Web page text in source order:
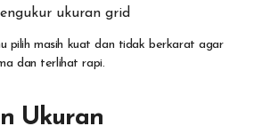
ukuran grid
pilih masih kuat dan tidak berkarat agar
dan terlihat rapi.
Ukuran